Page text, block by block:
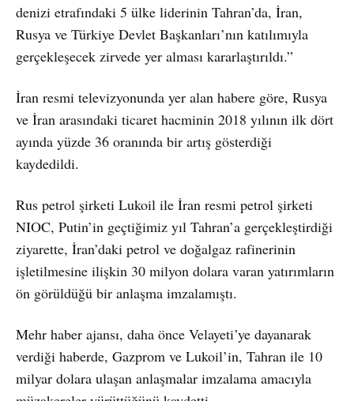
denizi etrafındaki 5 ülke liderinin Tahran’da, İran,
Rusya ve Türkiye Devlet Başkanları’nın katılımıyla
gerçekleşecek zirvede yer alması kararlaştırıldı.”
İran resmi televizyonunda yer alan habere göre, Rusya
ve İran arasındaki ticaret hacminin 2018 yılının ilk dört
ayında yüzde 36 oranında bir artış gösterdiği
kaydedildi.
Rus petrol şirketi Lukoil ile İran resmi petrol şirketi
NIOC, Putin’in geçtiğimiz yıl Tahran’a gerçekleştirdiği
ziyarette, İran’daki petrol ve doğalgaz rafinerinin
işletilmesine ilişkin 30 milyon dolara varan yatırımların
ön görüldüğü bir anlaşma imzalamıştı.
Mehr haber ajansı, daha önce Velayeti’ye dayanarak
verdiği haberde, Gazprom ve Lukoil’in, Tahran ile 10
milyar dolara ulaşan anlaşmalar imzalama amacıyla